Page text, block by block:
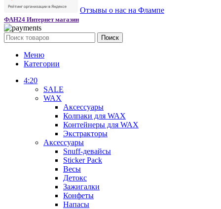
Отзывы о нас на Флампе
ФАН24 Интернет магазин
Поиск
Меню
Категории
4:20
SALE
WAX
Аксессуары
Колпаки для WAX
Контейнеры для WAX
Экстракторы
Аксессуары
Snuff-девайсы
Sticker Pack
Весы
Детокс
Зажигалки
Конфеты
Напасы